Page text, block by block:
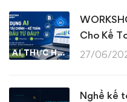
AI THỰC HÀNH
Cho Kế
27/06/
Nghề kế